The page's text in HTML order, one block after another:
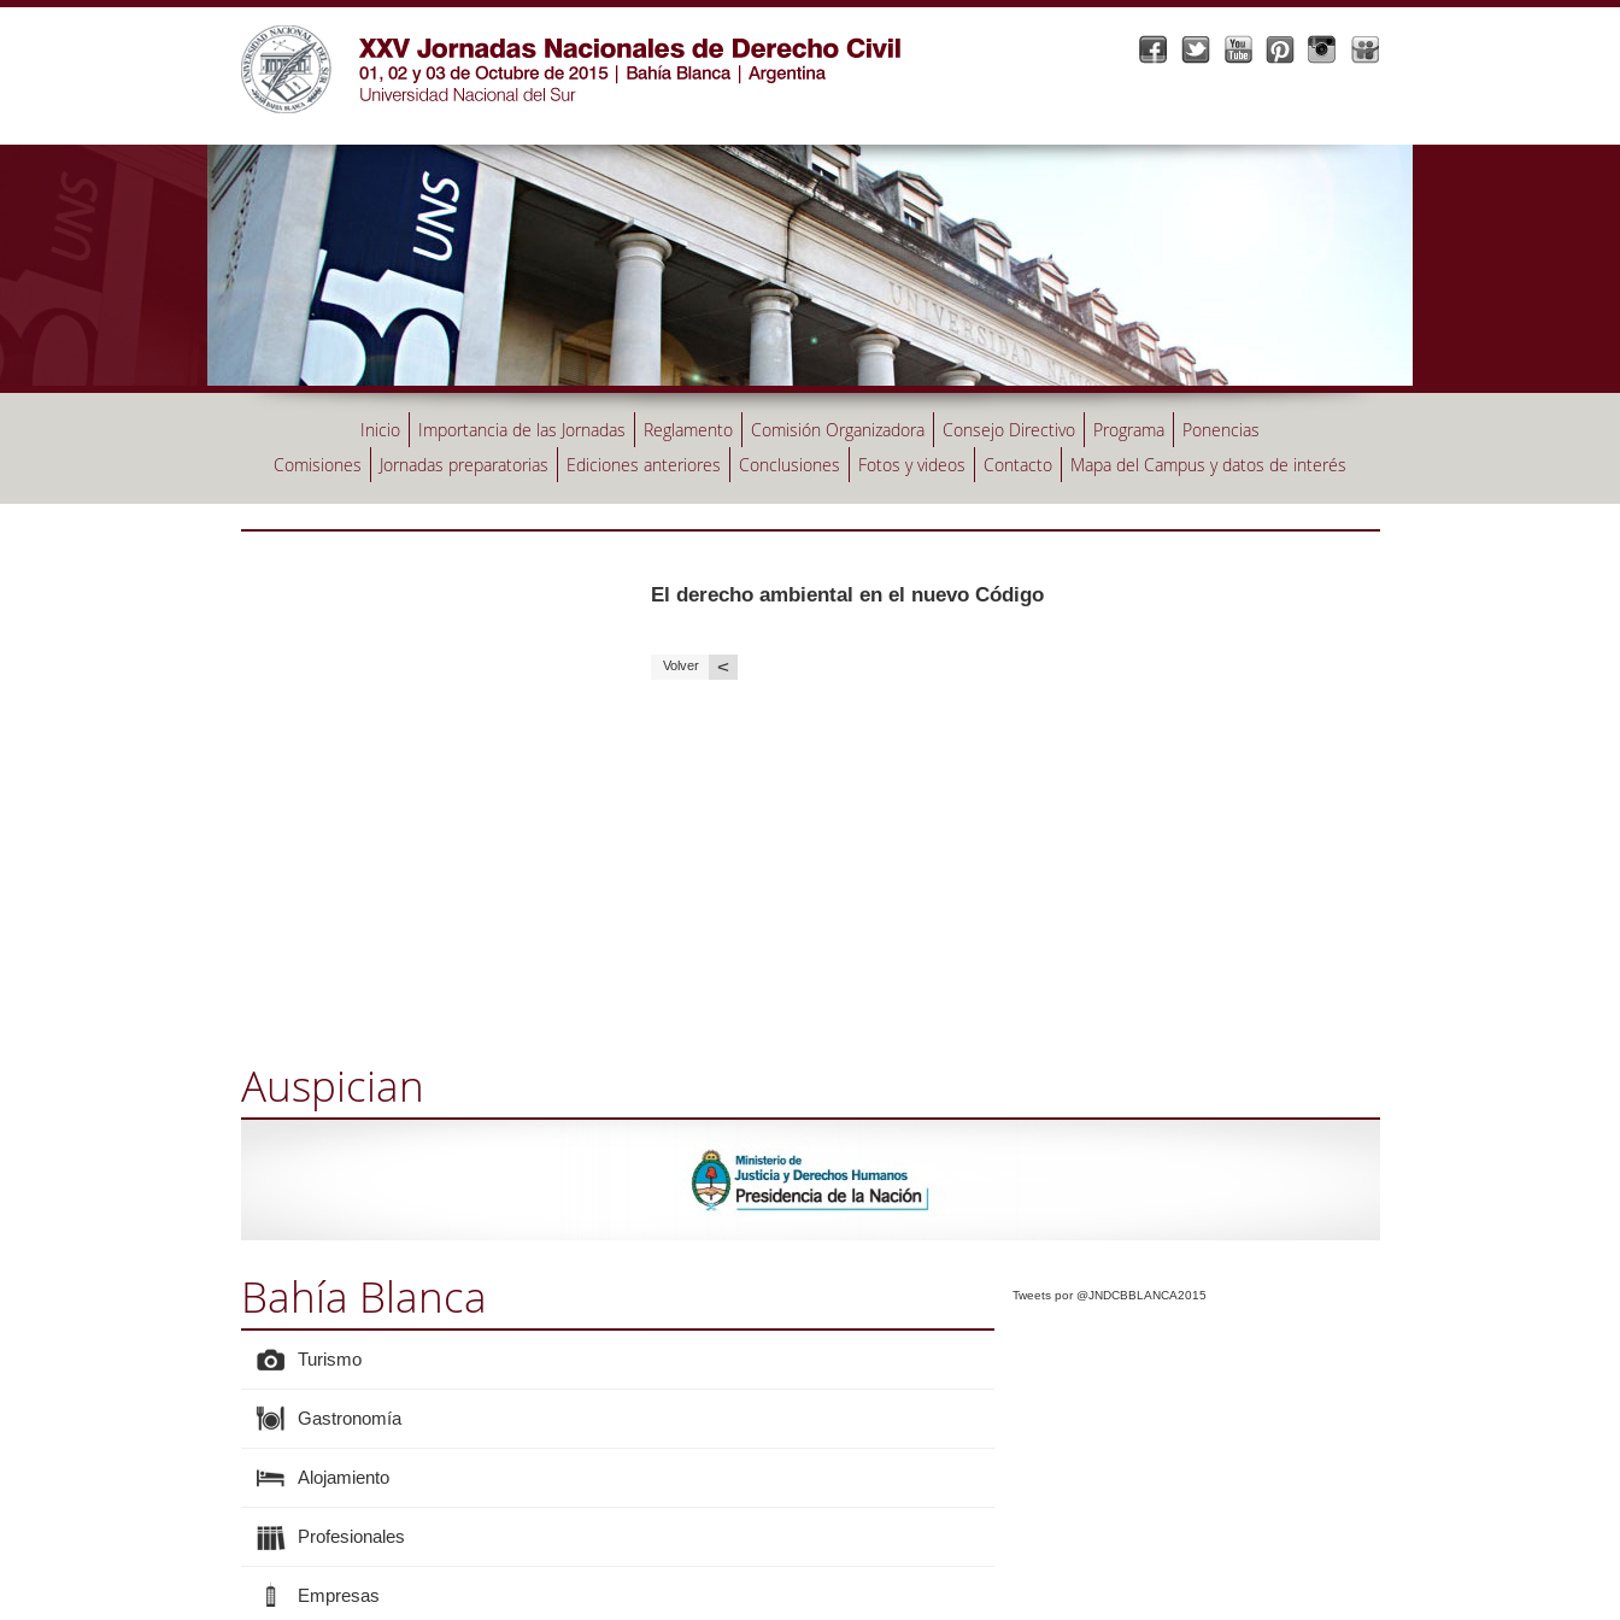
Inicio Importancia de las Jornadas Reglamento Comisión Organizadora Consejo Directivo Programa
Ponencias
Comisiones
Jornadas preparatorias Ediciones anteriores Conclusiones Fotos y videos Contacto Mapa del Campus y datos de interés
El derecho ambiental en el nuevo Código
Volver <
Auspician
Bahía Blanca
Turismo
Gastronomía
Alojamiento
Profesionales
Empresas
Tweets por @JNDCBBLANCA2015